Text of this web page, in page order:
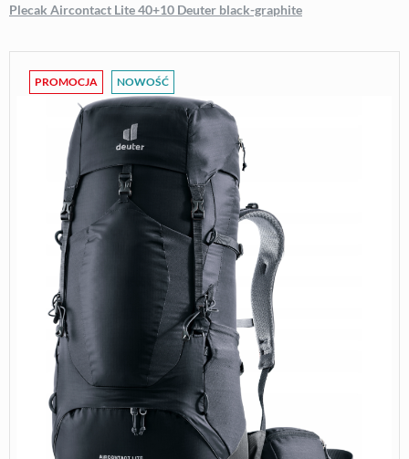
Plecak Aircontact Lite 40+10 Deuter black-graphite
PROMOCJA NOWOŚĆ